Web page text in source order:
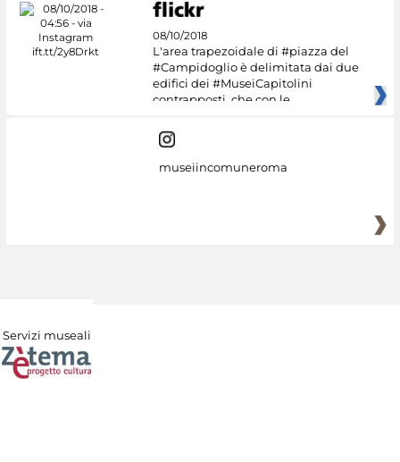
08/10/2018
L'area trapezoidale di #piazza del
#Campidoglio è delimitata dai due
edifici dei #MuseiCapitolini
contrapposti, che con le
museiincomuneroma
Servizi museali